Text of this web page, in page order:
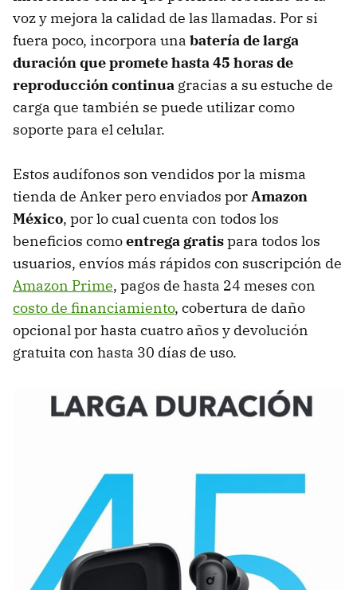
voz y mejora la calidad de las llamadas. Por si
fuera poco, incorpora una batería de larga
duración que promete hasta 45 horas de
reproducción continua gracias a su estuche de
carga que también se puede utilizar como
soporte para el celular.
Estos audífonos son vendidos por la misma
tienda de Anker pero enviados porAmazon
México, por lo cual cuenta con todos los
beneficios comoentrega gratispara todos los
usuarios, envíos más rápidos con suscripción de
Amazon Prime, pagos de hasta 24 meses con
costo de financiamiento, cobertura de daño
opcional por hasta cuatro años y devolución
gratuita con hasta 30 días de uso.